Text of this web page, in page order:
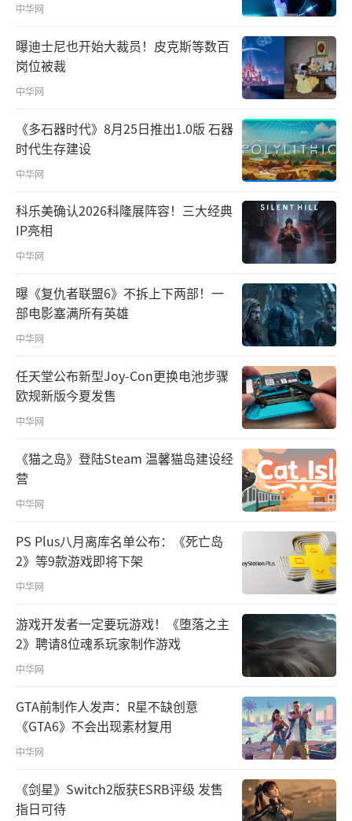
中华网
曝迪士尼也开始大裁员！皮克斯等数百
岗位被裁
中华网
《多石器时代》8月25日推出1.0版 石器
时代生存建设
中华网
科乐美确认2026科隆展阵容！三大经典
IP亮相
中华网
曝《复仇者联盟6》不拆上下两部！一
部电影塞满所有英雄
中华网
任天堂公布新型Joy-Con更换电池步骤
欧规新版今夏发售
中华网
《猫之岛》登陆Steam 温馨猫岛建设经
营
中华网
PS Plus八月离库名单公布：《死亡岛
2》等9款游戏即将下架
中华网
游戏开发者一定要玩游戏！《堕落之主
2》聘请8位魂系玩家制作游戏
中华网
GTA前制作人发声：R星不缺创意
《GTA6》不会出现素材复用
中华网
《剑星》Switch2版获ESRB评级 发售
指日可待